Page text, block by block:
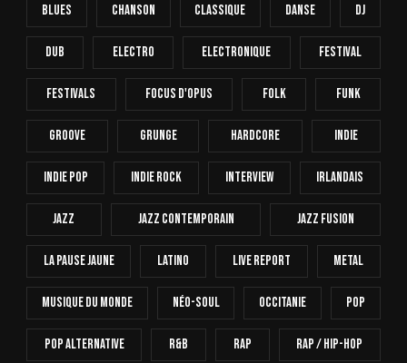
Blues Chanson Classique Danse Dj
Dub Electro Electronique FESTIVAL
Festivals Focus D'Opus Folk Funk
Groove Grunge Hardcore INDIE
Indie Pop Indie Rock Interview Irlandais
Jazz Jazz Contemporain Jazz Fusion
La Pause Jaune Latino Live Report Metal
Musique Du Monde Néo-Soul Occitanie Pop
Pop Alternative R&B Rap Rap / Hip-Hop